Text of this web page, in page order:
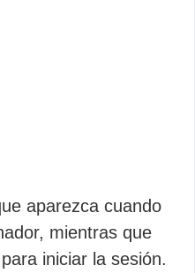
aparezca cuando
mientras que
iniciar la sesión.